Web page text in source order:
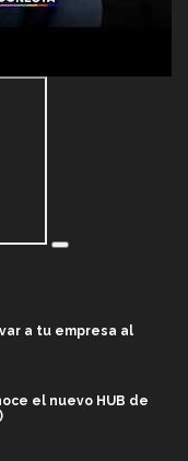
a tu empresa al
el nuevo HUB de